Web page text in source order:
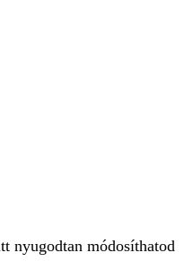
nyugodtan módosíthatod